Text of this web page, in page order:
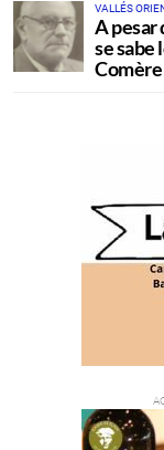
VALLÉS
A pesar
se sabe
Comère